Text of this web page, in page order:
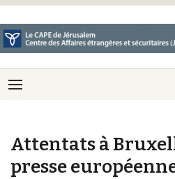
Attentats à
presse